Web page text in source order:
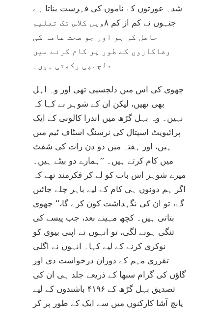
شدہ عورتوں کے ناموں کی فہرست بناتا ہے
جنہوں نے کم از کم ۸ویں کلاس تک تعلیم
حاصل کی ہو اور جو صحت عامہ کی
رضاکاروں کے طور پر کام کرنے میں
دلچسپی رکھتی ہوں۔
چھوی کی اس میں دلچسپی تھی اور وہ اہل
بھی تھیں، لیکن ان کے شوہر نے کہا کہ
نہیں۔ وہ بہل گڑھ میں اندرا کالونی کے ایک
پرائیویٹ اسپتال کی نرسنگ اسٹاف ٹیم میں
ہیں، اور ہفتہ میں دو دن رات کی شفٹ
میں کام کرتے ہیں۔ ’’ہمارے دو بیٹے ہیں۔
میرے شوہر اس بات کو لے کر فکرمند تھے کہ
اگر ہم دونوں ہی کام کے لیے باہر چلے جائیں
گے، تو ان کی نگہداشت کون کرے گا،‘‘ چھوی
بتاتی ہیں۔ کچھ مہینے بعد، جب پیسے کی
تنگی ہونے لگی، تو انہوں نے اپنی بیوی کو
نوکری کرنے کے لیے کہا۔ انہوں نے اگلی
تقرری مہم کے دوران درخواست دی اور
گاؤں کی گرام سبھا کے ذریعے جلد ہی ان کی
تصدیق بہل گڑھ کے ۴۱۹۶ باشندوں کے لیے
پانچ آشا کارکنوں میں سے ایک کے طور پر کر